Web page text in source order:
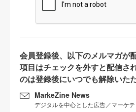
会員登録後、以下のメルマガが
項目はチェックを外すと配信さ
のは登録後にいつでも解除いた
MarkeZine News
デジタルを中心とした広告／マーケ